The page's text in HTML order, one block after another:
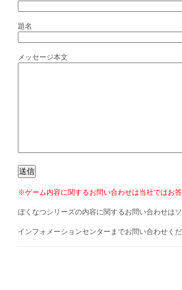
題名
メッセージ本文
※ゲーム内容に関するお問い合わせは当社ではお答
ぼくなつシリーズの内容に関するお問い合わせは
インフォメーションセンターまでお問い合わせくだ